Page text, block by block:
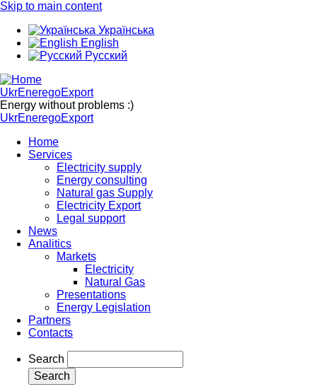
Skip to main content
Українська
English
Русский
UkrEneregoExport
Energy without problems :)
UkrEneregoExport
Home
Services
Electricity supply
Energy consulting
Natural gas Supply
Electricity Export
Legal support
News
Analitics
Markets
Electricity
Natural Gas
Presentations
Energy Legislation
Partners
Contacts
Search